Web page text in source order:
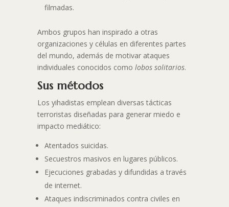
filmadas.
Ambos grupos han inspirado a otras
organizaciones y células en diferentes partes
del mundo, además de motivar ataques
individuales conocidos como lobos solitarios.
Sus métodos
Los yihadistas emplean diversas tácticas
terroristas diseñadas para generar miedo e
impacto mediático:
Atentados suicidas.
Secuestros masivos en lugares públicos.
Ejecuciones grabadas y difundidas a través
de internet.
Ataques indiscriminados contra civiles en